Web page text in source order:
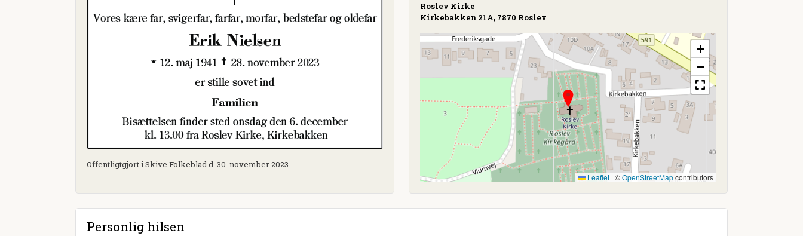
Offentligtgjort i Skive Folkeblad d. 30. november 2023
Roslev Kirke
Kirkebakken 21A, 7870 Roslev
+
−
Leaflet | ©OpenStreetMapcontributors
Personlig hilsen